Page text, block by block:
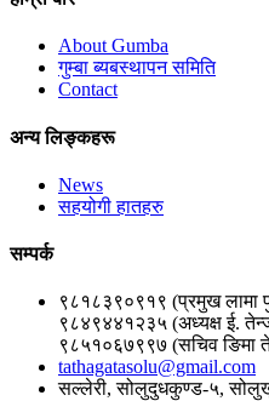
About Gumba
गुम्बा ब्यबस्थापन समिति
Contact
अन्य लिङ्कहरू
News
सहयोगी हातहरु
सम्पर्क
९८१८३९०९१९ (प्रमुख लामा
९८४९४४१२३५ (अध्यक्ष ई.
९८५१०६७९९७ (सचिव ङिमा
tathagatasolu@gmail.com
सल्लेरी, सोलुदुधकुण्ड-५,